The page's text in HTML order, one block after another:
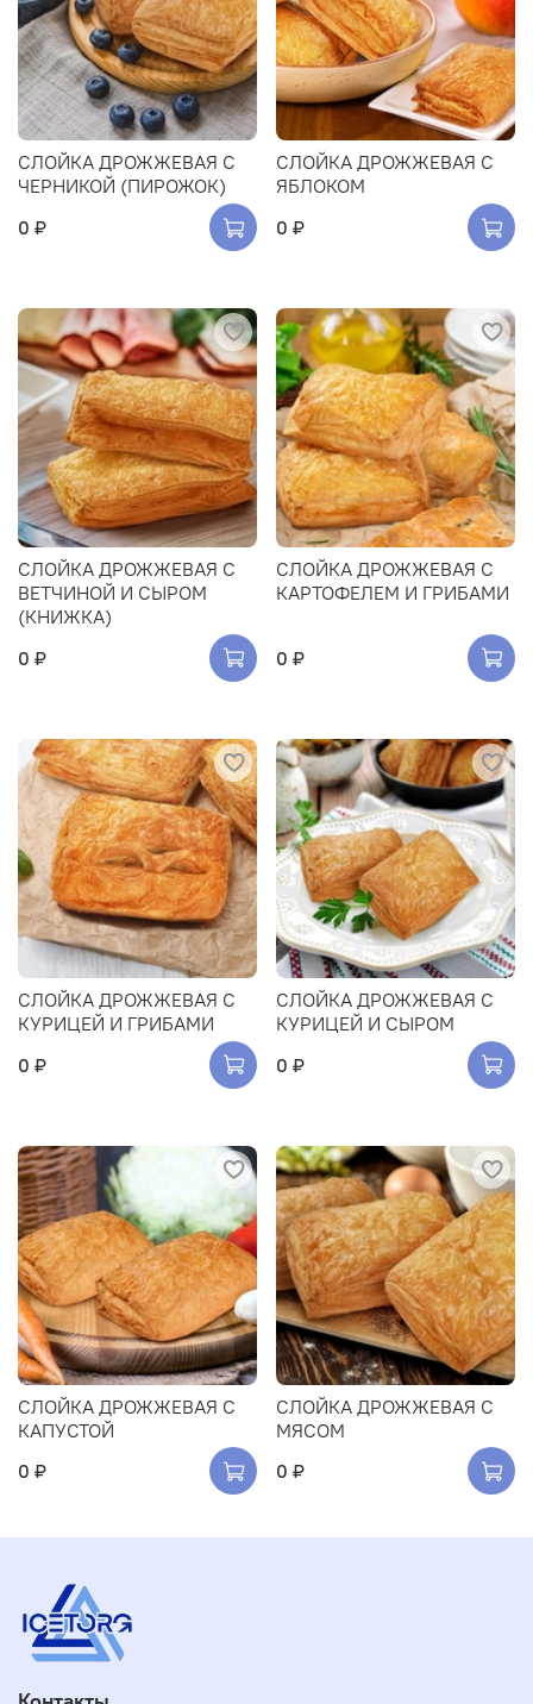
СЛОЙКА ДРОЖЖЕВАЯ С
ЧЕРНИКОЙ (ПИРОЖОК)
0 ₽
СЛОЙКА ДРОЖЖЕВАЯ С
ЯБЛОКОМ
0 ₽
СЛОЙКА ДРОЖЖЕВАЯ С
ВЕТЧИНОЙ И СЫРОМ
(КНИЖКА)
0 ₽
СЛОЙКА ДРОЖЖЕВАЯ С
КАРТОФЕЛЕМ И ГРИБАМИ
0 ₽
СЛОЙКА ДРОЖЖЕВАЯ С
КУРИЦЕЙ И ГРИБАМИ
0 ₽
СЛОЙКА ДРОЖЖЕВАЯ С
КУРИЦЕЙ И СЫРОМ
0 ₽
СЛОЙКА ДРОЖЖЕВАЯ С
КАПУСТОЙ
0 ₽
СЛОЙКА ДРОЖЖЕВАЯ С
МЯСОМ
0 ₽